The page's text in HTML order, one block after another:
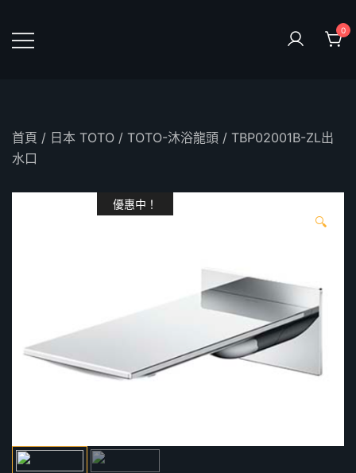
content
0
首頁 / 日本 TOTO / TOTO-沐浴龍頭 / TBP02001B-ZL出
水口
優惠中！
🔍